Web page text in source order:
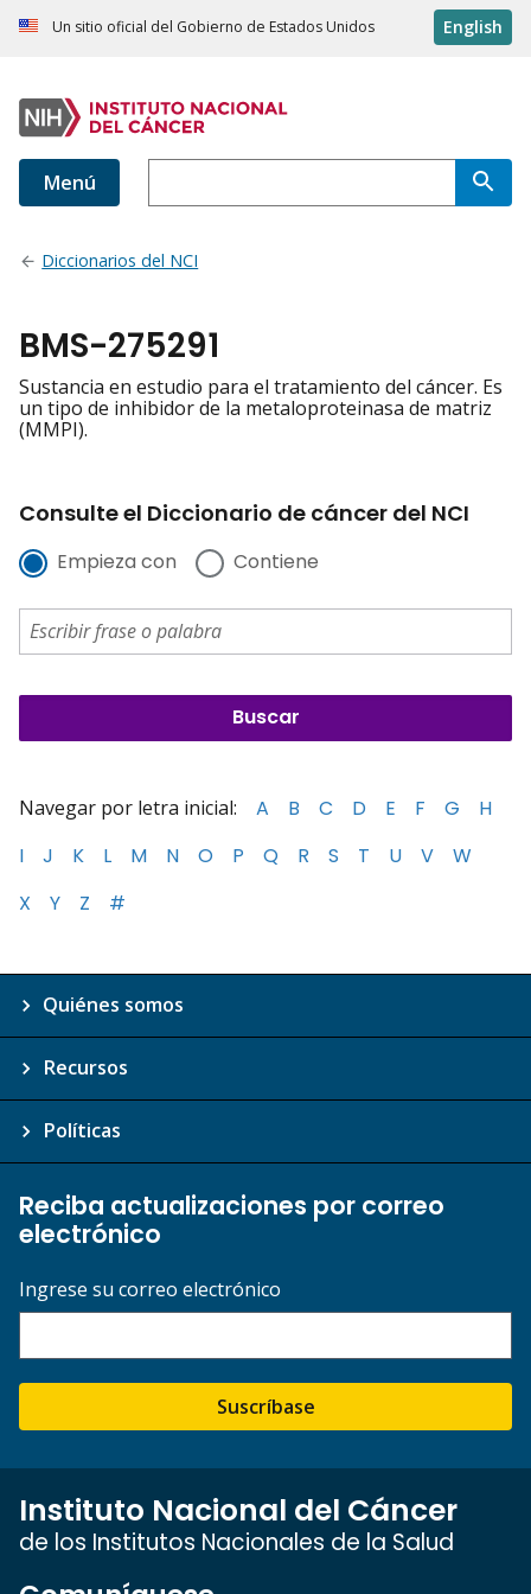
Un sitio oficial del Gobierno de Estados Unidos English
Menú
Diccionarios del NCI
BMS-275291
Sustancia en estudio para el tratamiento del cáncer. Es
un tipo de inhibidor de la metaloproteinasa de matriz
(MMPI).
Consulte el Diccionario de cáncer del NCI
Empieza con Contiene
Navegar por letra inicial: A B C D E F G
H
I
J K L M N O P Q R S T U V
W
X
Y Z #
Quiénes somos
Recursos
Políticas
Reciba actualizaciones por correo
electrónico
Ingrese su correo electrónico
Suscríbase
Instituto Nacional del Cáncer
de los Institutos Nacionales de la Salud